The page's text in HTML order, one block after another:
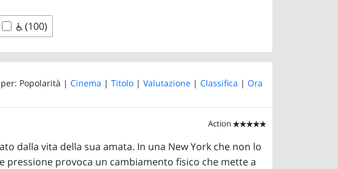
(100)
Popolarità | Cinema | Titolo | Valutazione | Classifica | Ora
Action 

dalla vita della sua amata. In una New York che non lo
pressione provoca un cambiamento fisico che mette a